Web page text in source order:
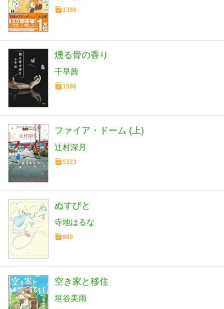
1398
燻る骨の香り
千早茜
1598
ファイア・ドーム (上)
辻村深月
5323
ぬすびと
寺地はるな
980
空き家と移住
垣谷美雨